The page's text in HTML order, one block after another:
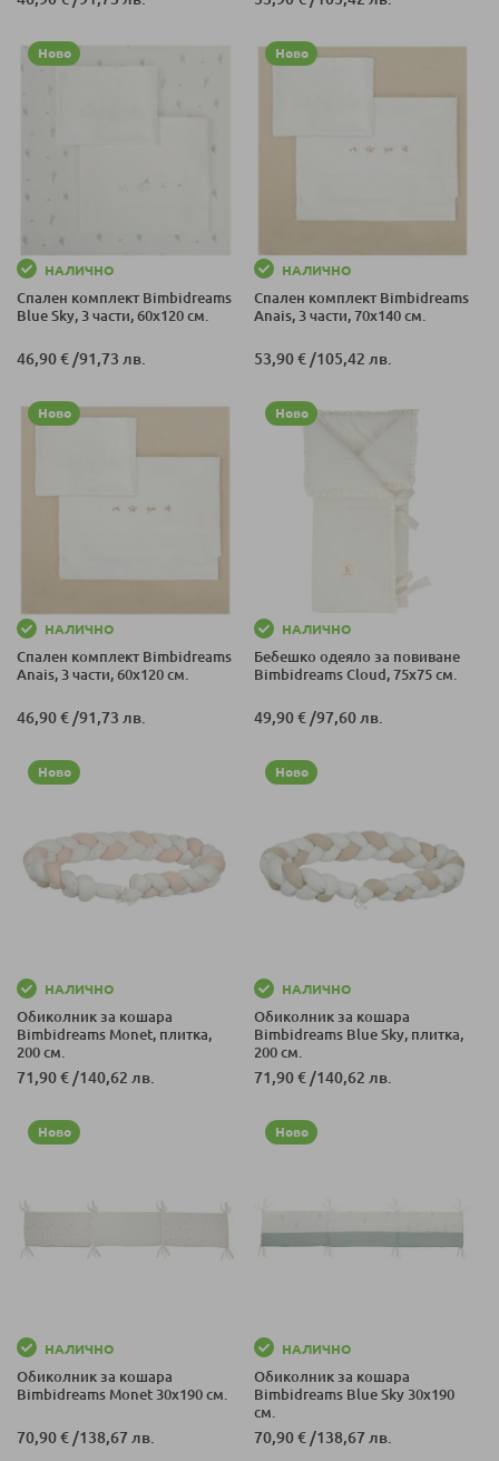
Ново
НАЛИЧНО
Спален комплект Bimbidreams
Blue Sky, 3 части, 60x120 см.
46,90 € /91,73 лв.
Ново
НАЛИЧНО
Спален комплект Bimbidreams
Anais, 3 части, 70x140 см.
53,90 € /105,42 лв.
Ново
НАЛИЧНО
Спален комплект Bimbidreams
Anais, 3 части, 60x120 см.
46,90 €/91,73 лв.
Ново
НАЛИЧНО
Бебешко одеяло за повиване
Bimbidreams Cloud, 75x75 см.
49,90 €/97,60 лв.
Ново
НАЛИЧНО
Обиколник за кошара
Bimbidreams Monet, плитка,
200 см.
71,90 € /140,62 лв.
Ново
НАЛИЧНО
Обиколник за кошара
Bimbidreams Blue Sky, плитка,
200 см.
71,90 € /140,62 лв.
Ново
НАЛИЧНО
Обиколник за кошара
Bimbidreams Monet 30x190 см.
70,90 € /138,67 лв.
Ново
НАЛИЧНО
Обиколник за кошара
Bimbidreams Blue Sky 30x190
см.
70,90 € /138,67 лв.